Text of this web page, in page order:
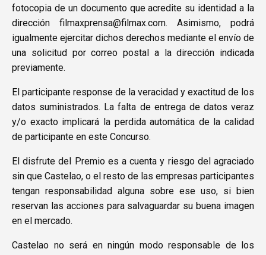
fotocopia de un documento que acredite su identidad a la
dirección filmaxprensa@filmax.com. Asimismo, podrá
igualmente ejercitar dichos derechos mediante el envío de
una solicitud por correo postal a la dirección indicada
previamente.
El participante response de la veracidad y exactitud de los
datos suministrados. La falta de entrega de datos veraz
y/o exacto implicará la perdida automática de la calidad
de participante en este Concurso.
El disfrute del Premio es a cuenta y riesgo del agraciado
sin que Castelao, o el resto de las empresas participantes
tengan responsabilidad alguna sobre ese uso, si bien
reservan las acciones para salvaguardar su buena imagen
en el mercado.
Castelao no será en ningún modo responsable de los